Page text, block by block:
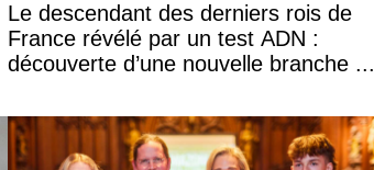
Le descendant des derniers rois de
France révélé par un test ADN :
découverte d’une nouvelle branche ...